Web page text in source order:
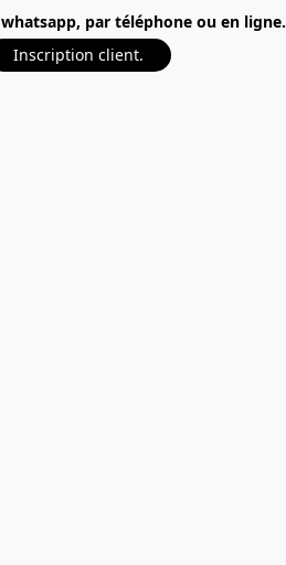
par téléphone ou en ligne.
Inscription client.